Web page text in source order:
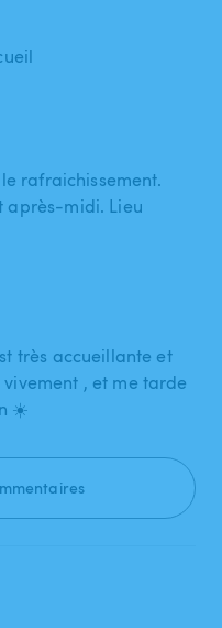
rafraichissement.
après-midi. Lieu
très accueillante et
, et me tarde
☀️